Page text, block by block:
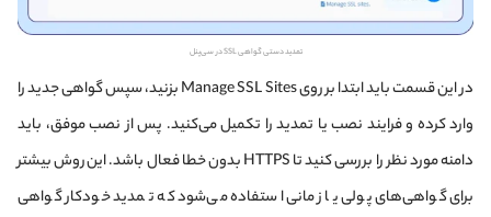
تمدید دستی گواهی SSL در سی‌پنل
در این قسمت باید ابتدا بر روی Manage SSL Sites بزنید، سپس گواهی جدید را
وارد کرده و فرایند نصب یا تمدید را تکمیل می‌کنید. پس از نصب موفق، باید
دامنه مورد نظر را بررسی کنید تا HTTPS بدون خطا فعال باشد. این روش بیشتر
برای گواهی‌های پولی یا زمانی استفاده می‌شود که تمدید خودکار گواهی